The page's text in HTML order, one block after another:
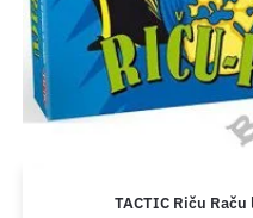
TACTIC Riču Raču